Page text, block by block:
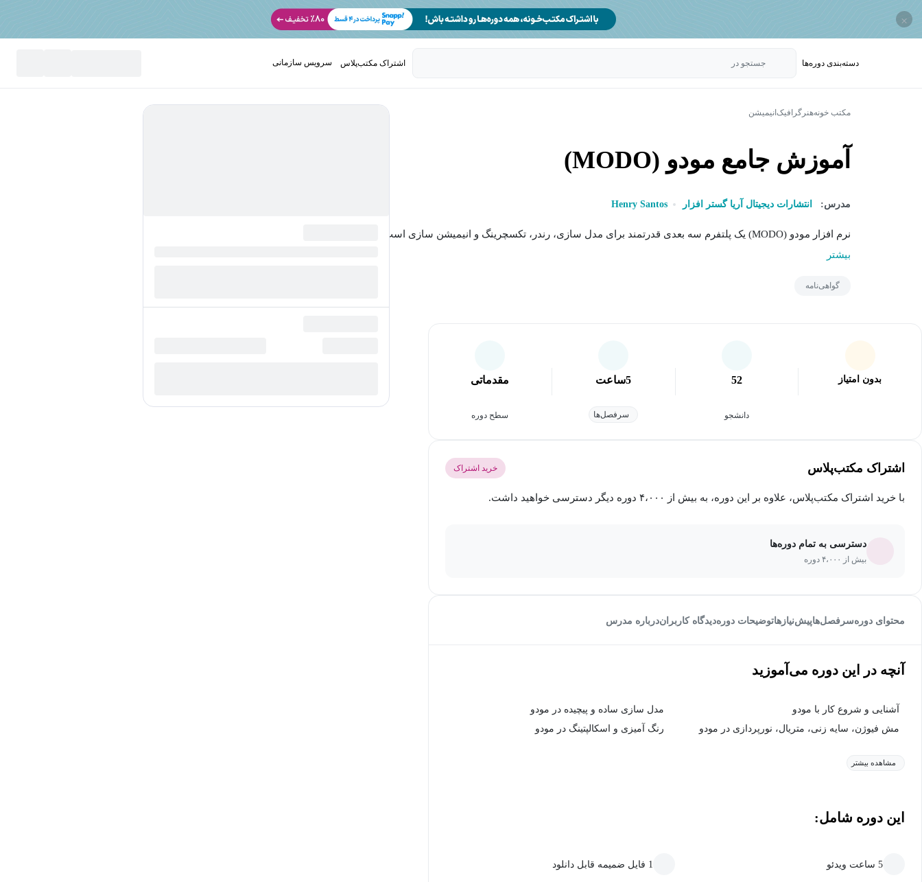
×
دسته‌بندی‌ دوره‌ها جستجو در اشتراک مکتب‌پلاس سرویس سازمانی
مکتب خونههنر گرافیک انیمیشن
آموزش جامع مودو (MODO)
مدرس: انتشارات دیجیتال آریا گستر افزار Henry Santos
نرم افزار مودو (MODO) یک پلتفرم سه بعدی قدرتمند برای مدل سازی، رندر، تکسچرینگ و انیمیشن سازی است....
بیشتر
گواهی‌نامه
بدون امتیاز 52
دانشجو
5ساعت
سرفصل‌ها
مقدماتی
سطح دوره
اشتراک مکتب‌پلاس خرید اشتراک
با خرید اشتراک مکتب‌پلاس، علاوه بر این دوره، به بیش از ۴،۰۰۰ دوره دیگر دسترسی خواهید داشت.
دسترسی به تمام دوره‌ها
بیش از ۴،۰۰۰ دوره
محتوای دورهسرفصل‌هاپیش‌نیاز‌هاتوضیحات دورهدیدگاه کاربراندرباره مدرس
آنچه در این دوره می‌آموزید
آشنایی و شروع کار با مودو
مدل سازی ساده و پیچیده در مودو
مش فیوژن، سایه زنی، متریال، نورپردازی در مودو
رنگ آمیزی و اسکالپتینگ در مودو
مشاهده بیشتر
این دوره شامل:
5 ساعت ویدئو 1 فایل ضمیمه قابل دانلود